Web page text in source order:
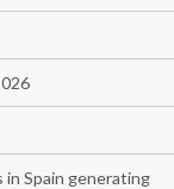
Spain generating